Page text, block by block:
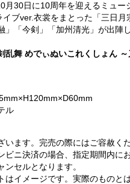
月30日に10周年を迎えるミュー
ブver.衣裳をまとった「三日月
」「今剣」「加州清光」が出陣
乱舞 めでぃぬいこれくしょん ～
ル
います。完売の際にはご容赦くだ
ビニ決済の場合、指定期間内に
ンセルとなります。
はイメージです。実際のものと